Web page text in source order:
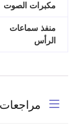
مكبرات الصوت
منفذ سماعات
الرأس